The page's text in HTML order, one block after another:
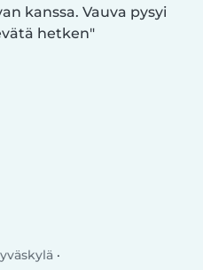
kanssa. Vauva pysyi
hetken